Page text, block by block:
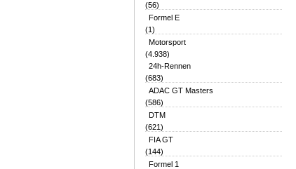
(56)
Formel E
(1)
Motorsport
(4.938)
24h-Rennen
(683)
ADAC GT Masters
(586)
DTM
(621)
FIA GT
(144)
Formel 1